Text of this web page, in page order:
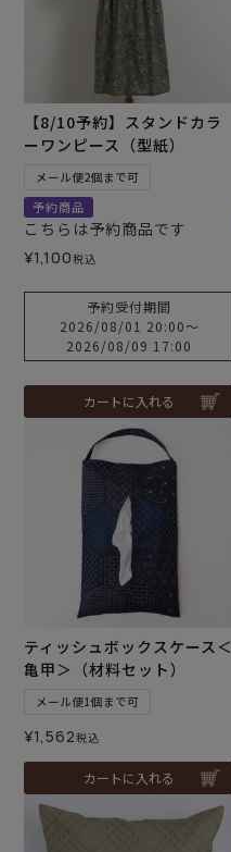
【8/10予約】スタンドカラ
ーワンピース（型紙）
メール便2個まで可
予約商品
こちらは予約商品です
¥1,100税込
予約受付期間
2026/08/01 20:00〜
2026/08/09 17:00
カートに入れる
ティッシュボックスケース＜
亀甲＞（材料セット）
メール便1個まで可
¥1,562税込
カートに入れる